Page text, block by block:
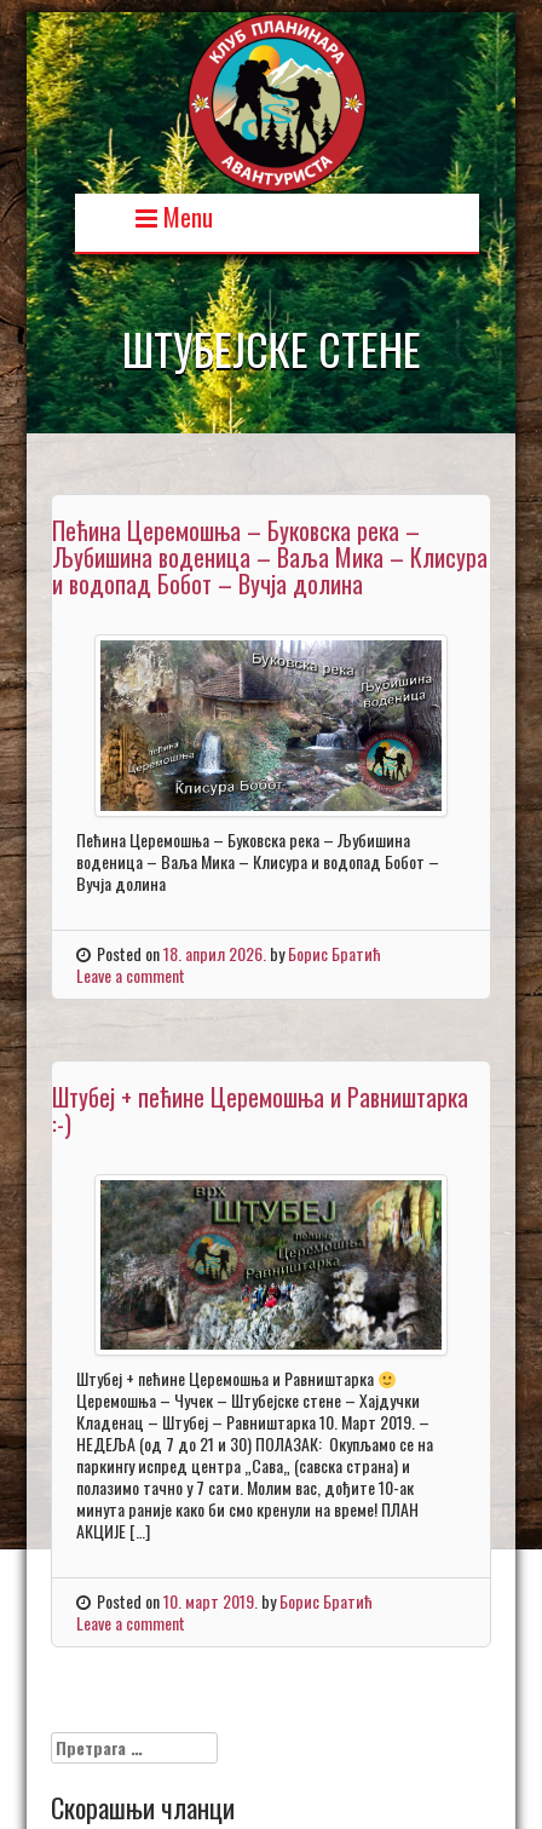
Skip
to
content
Menu
ШТУБЕЈСКЕ СТЕНЕ
Пећина Церемошња – Буковска река –
Љубишина воденица – Ваља Мика – Клисура
и водопад Бобот – Вучја долина
Пећина Церемошња – Буковска река – Љубишина
воденица – Ваља Мика – Клисура и водопад Бобот –
Вучја долина
Posted on18. април 2026. byБорис Братић
Leave a comment
Штубеј + пећине Церемошња и Равништарка
:-)
Штубеј + пећине Церемошња и Равништарка
Церемошња – Чучек – Штубејске стене – Хајдучки
Кладенац – Штубеј – Равништарка 10. Март 2019. –
НЕДЕЉА (од 7 до 21 и 30) ПОЛАЗАК: Окупљамо се на
паркингу испред центра „Сава„ (савска страна) и
полазимо тачно у 7 сати. Молим вас, дођите 10-ак
минута раније како би смо кренули на време! ПЛАН
АКЦИЈЕ […]
Posted on10. март 2019. byБорис Братић
Leave a comment
Претрага
за:
Скорашњи чланци